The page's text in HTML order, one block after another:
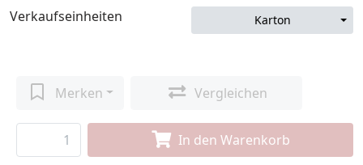
Verkaufseinheiten
Karton
Merken Vergleichen
In den Warenkorb